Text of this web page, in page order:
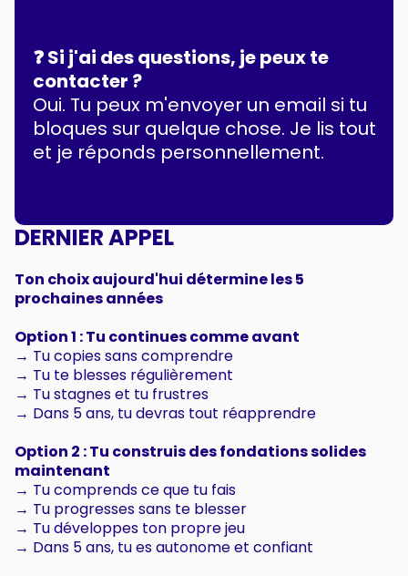
❓ Si j'ai des questions, je peux te
contacter ?
Oui. Tu peux m'envoyer un email si tu
bloques sur quelque chose. Je lis tout
et je réponds personnellement.
DERNIER APPEL
Ton choix aujourd'hui détermine les 5
prochaines années
Option 1 : Tu continues comme avant
→ Tu copies sans comprendre
→ Tu te blesses régulièrement
→ Tu stagnes et tu frustres
→ Dans 5 ans, tu devras tout réapprendre
Option 2 : Tu construis des fondations solides
maintenant
→ Tu comprends ce que tu fais
→ Tu progresses sans te blesser
→ Tu développes ton propre jeu
→ Dans 5 ans, tu es autonome et confiant